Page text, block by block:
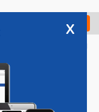
Check in
x